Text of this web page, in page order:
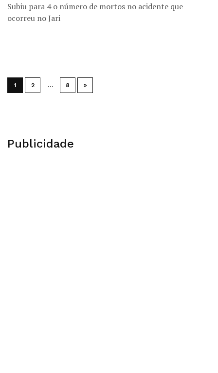
Subiu para 4 o número de mortos no acidente que
ocorreu no Jari
1 2 … 8 »
Publicidade